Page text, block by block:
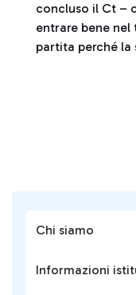
Chi siamo
Informazioni
concluso il Ct –
entrare bene
partita perché la